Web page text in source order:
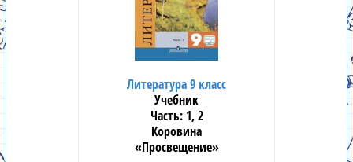
Литература 9 класс
Учебник
1, 2
Коровина
«Просвещение»